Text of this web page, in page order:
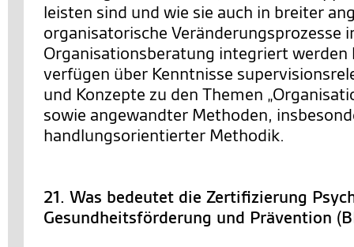
leisten sind und wie sie auch in breiter
organisatorische Veränderungsprozesse
Organisationsberatung integriert werden
verfügen über Kenntnisse
und Konzepte zu den Themen
sowie angewandter Methoden,
handlungsorientierter Methodik.
21. Was bedeutet die Zertifizierung
Gesundheitsförderung und Prävention